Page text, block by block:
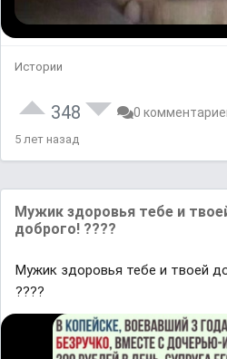
Истории
348 0
5 лет назад
Мужик здоровья тебе и
доброго! ????
Мужик здоровья тебе и твоей
????